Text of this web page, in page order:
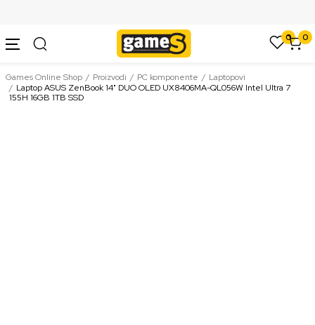
0 0
Games Online Shop Proizvodi PC komponente
Laptopovi
Laptop ASUS ZenBook 14" DUO OLED UX8406MA-QL056W Intel Ultra 7
155H 16GB 1TB SSD